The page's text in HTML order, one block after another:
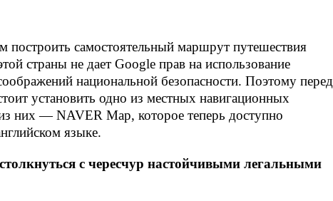
самостоятельный маршрут путешествия
страны не дает Google прав на использование
национальной безопасности. Поэтому перед
установить одно из местных навигационных
них — NAVER Map, которое теперь доступно
языке.
с чересчур настойчивыми легальными